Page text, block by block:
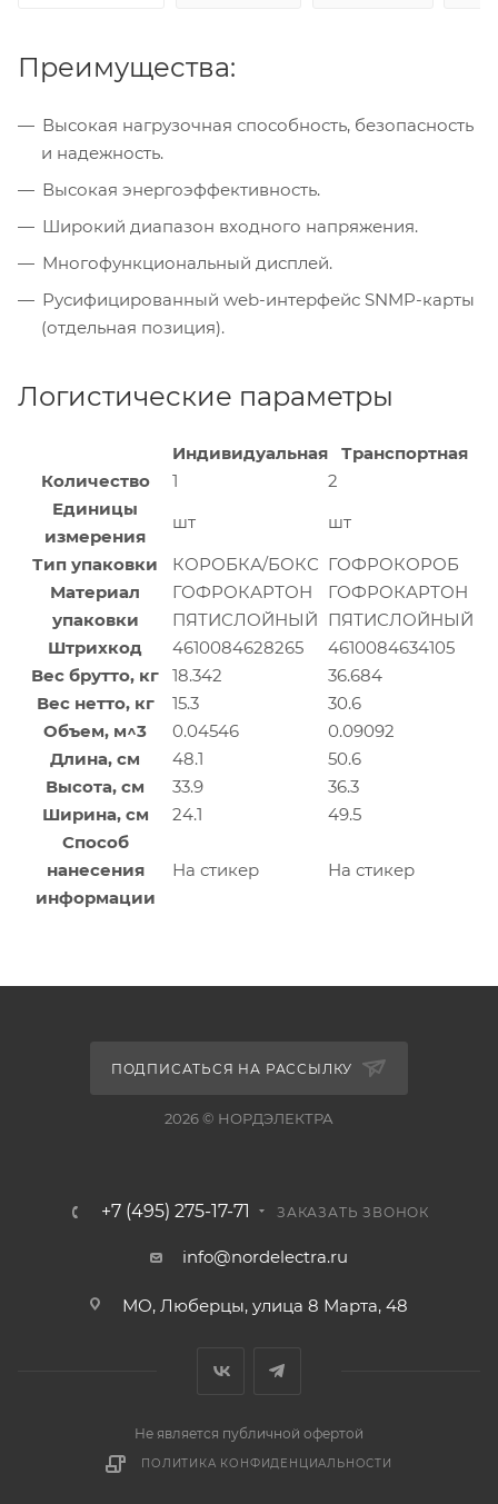
Преимущества:
Высокая нагрузочная способность, безопасность
и надежность.
Высокая энергоэффективность.
Широкий диапазон входного напряжения.
Многофункциональный дисплей.
Русифицированный web-интерфейс SNMP-карты
(отдельная позиция).
Логистические параметры
Индивидуальная
Транспортная
Количество
1
2
Единицы
измерения
шт
шт
Тип упаковки
КОРОБКА/БОКС ГОФРОКОРОБ
Материал
упаковки
ГОФРОКАРТОН
ПЯТИСЛОЙНЫЙ
ГОФРОКАРТОН
ПЯТИСЛОЙНЫЙ
Штрихкод
4610084628265
4610084634105
Вес брутто, кг
18.342
36.684
Вес нетто, кг
15.3
30.6
Объем, м^3
0.04546
0.09092
Длина, см
48.1
50.6
Высота, см
33.9
36.3
Ширина, см
24.1
49.5
Способ
нанесения
информации
На стикер На стикер
ПОДПИСАТЬСЯ НА РАССЫЛКУ
2026 © НОРДЭЛЕКТРА
+7 (495) 275-17-71 ЗАКАЗАТЬ ЗВОНОК
info@nordelectra.ru
МО, Люберцы, улица 8 Марта, 48
Не является публичной офертой
ПОЛИТИКА КОНФИДЕНЦИАЛЬНОСТИ